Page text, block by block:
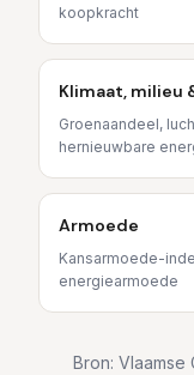
koopkracht
Klimaat, milieu
Groenaandeel,
hernieuwbare
Armoede
Kansarmoede-
energiearmoede
Bron: Vlaamse